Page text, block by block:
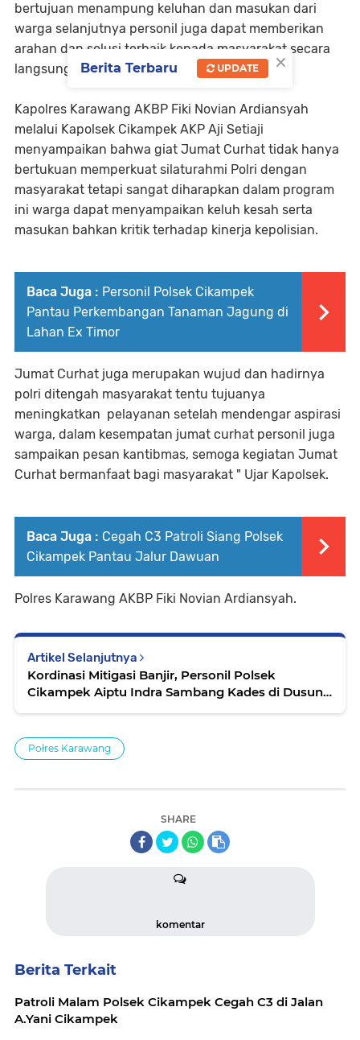
bertujuan menampung keluhan dan masukan dari
warga selanjutnya personil juga dapat memberikan
arahan dan solusi terbaik kepada masyarakat secara
langsung.
Kapolres Karawang AKBP Fiki Novian Ardiansyah
melalui Kapolsek Cikampek AKP Aji Setiaji
menyampaikan bahwa giat Jumat Curhat tidak hanya
bertukuan memperkuat silaturahmi Polri dengan
masyarakat tetapi sangat diharapkan dalam program
ini warga dapat menyampaikan keluh kesah serta
masukan bahkan kritik terhadap kinerja kepolisian.
Baca Juga : Personil Polsek Cikampek
Pantau Perkembangan Tanaman Jagung di
Lahan Ex Timor
Jumat Curhat juga merupakan wujud dan hadirnya
polri ditengah masyarakat tentu tujuanya
meningkatkan pelayanan setelah mendengar aspirasi
warga, dalam kesempatan jumat curhat personil juga
sampaikan pesan kantibmas, semoga kegiatan Jumat
Curhat bermanfaat bagi masyarakat " Ujar Kapolsek.
Baca Juga : Cegah C3 Patroli Siang Polsek
Cikampek Pantau Jalur Dawuan
Polres Karawang AKBP Fiki Novian Ardiansyah.
Artikel Selanjutnya
Kordinasi Mitigasi Banjir, Personil Polsek
Cikampek Aiptu Indra Sambang Kades di Dusun
Połres Karawang
SHARE
komentar
Berita Terkait
Patroli Malam Polsek Cikampek Cegah C3 di Jalan
A.Yani Cikampek
×
Berita Terbaru UPDATE